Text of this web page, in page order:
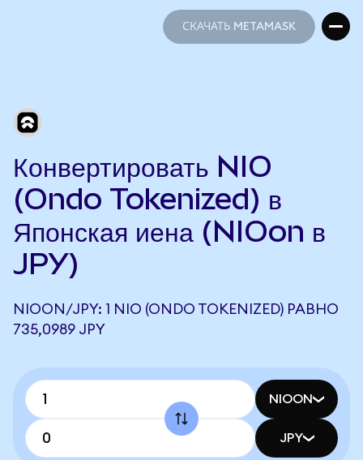
СКАЧАТЬ METAMASK
Конвертировать NIO
(Ondo Tokenized) в
Японская иена (NIOon в
JPY)
NIOON/JPY: 1 NIO (ONDO TOKENIZED) РАВНО
735,0989 JPY
NIOON
JPY